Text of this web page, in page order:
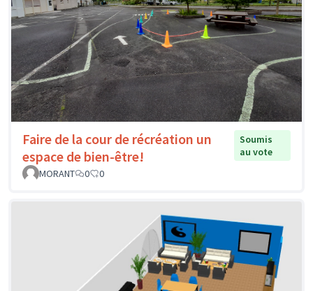
Faire de la cour de récréation un
espace de bien-être!
Soumis
au vote
MORANT
0 0